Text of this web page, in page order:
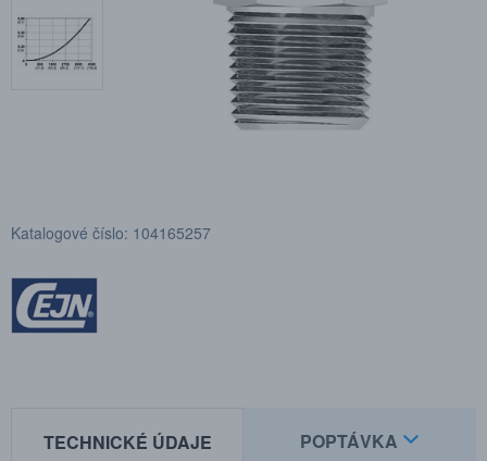
Katalogové číslo: 104165257
TECHNICKÉ ÚDAJE POPTÁVKA